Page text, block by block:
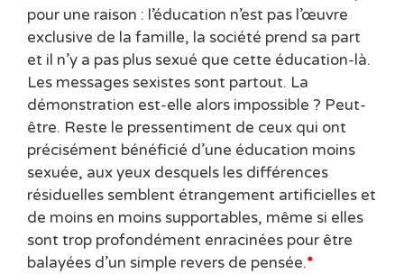
pour une raison : l’éducation n’est pas l’œuvre
exclusive de la famille, la société prend sa part
et il n’y a pas plus sexué que cette éducation-là.
Les messages sexistes sont partout. La
démonstration est-elle alors impossible ? Peut-
être. Reste le pressentiment de ceux qui ont
précisément bénéficié d’une éducation moins
sexuée, aux yeux desquels les différences
résiduelles semblent étrangement artificielles et
de moins en moins supportables, même si elles
sont trop profondément enracinées pour être
balayées d’un simple revers de pensée.*